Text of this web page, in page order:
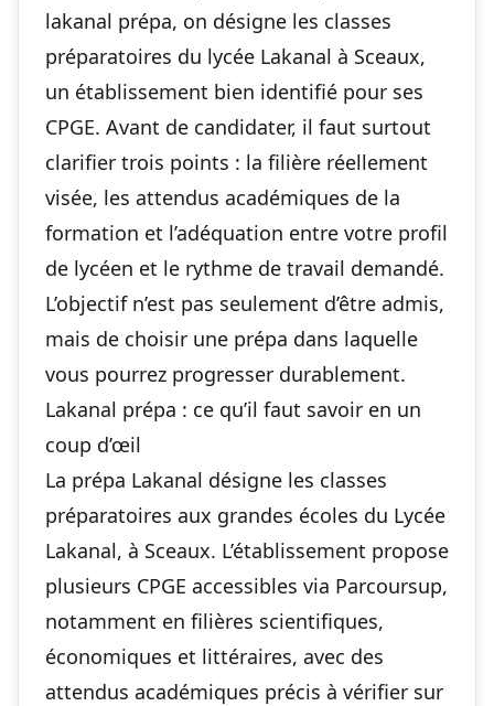
lakanal prépa, on désigne les classes
préparatoires du lycée Lakanal à Sceaux,
un établissement bien identifié pour ses
CPGE. Avant de candidater, il faut surtout
clarifier trois points : la filière réellement
visée, les attendus académiques de la
formation et l’adéquation entre votre profil
de lycéen et le rythme de travail demandé.
L’objectif n’est pas seulement d’être admis,
mais de choisir une prépa dans laquelle
vous pourrez progresser durablement.
Lakanal prépa : ce qu’il faut savoir en un
coup d’œil
La prépa Lakanal désigne les classes
préparatoires aux grandes écoles du Lycée
Lakanal, à Sceaux. L’établissement propose
plusieurs CPGE accessibles via Parcoursup,
notamment en filières scientifiques,
économiques et littéraires, avec des
attendus académiques précis à vérifier sur